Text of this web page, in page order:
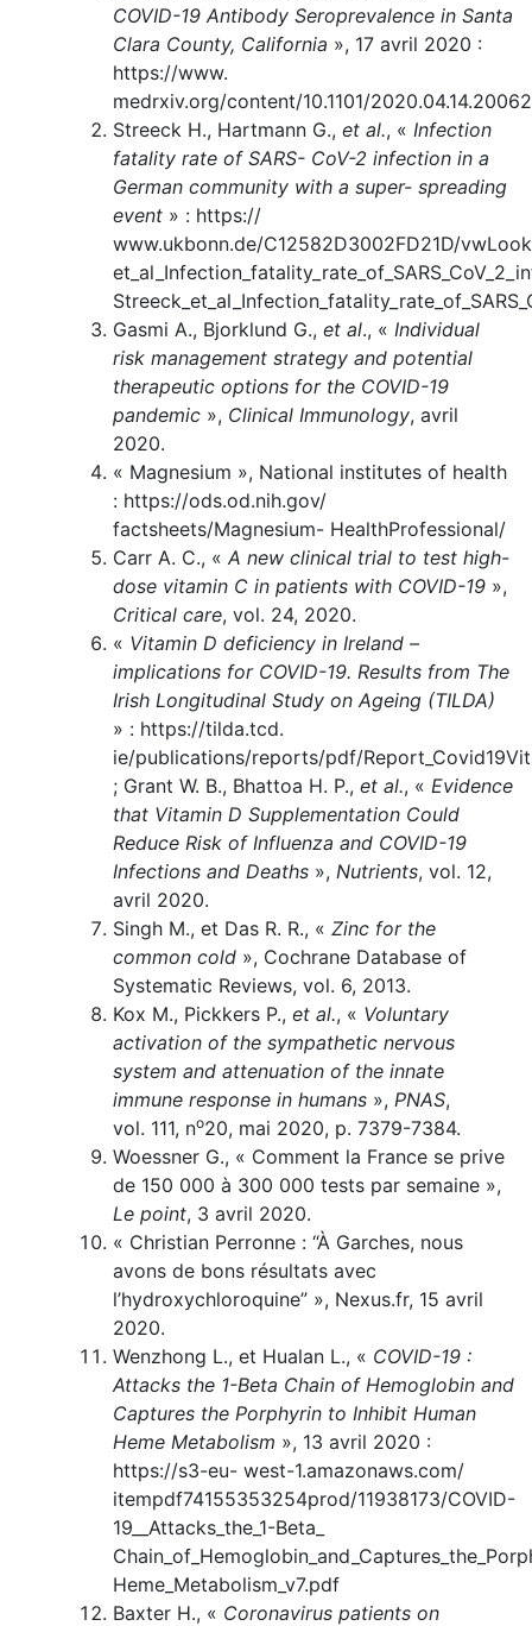
COVID-19 Antibody Sero­prevalence in Santa
Clara County, California », 17 avril 2020 :
https://www.
medrxiv.org/content/10.1101/
Streeck H., Hartmann G., et al., « Infection
fatality rate of SARS- CoV-2 infection in a
German community with a super- spreading
event » : https://
www.ukbonn.de/C12582D3002FD21D/
Gasmi A., Bjorklund G., et al., « Individual
risk management strategy and potential
therapeutic options for the COVID-19
pandemic », Clinical Immunol­ogy, avril
2020.
« Magnesium », National institutes of health
: https://ods.od.nih.gov/
factsheets/Magnesium- HealthProfessional/
Carr A. C., « A new clinical trial to test high-
dose vitamin C in patients with COVID-19 »,
Critical care, vol. 24, 2020.
« Vitamin D deficiency in Ireland –
implications for COVID-19. Results from The
Irish Longitudinal Study on Ageing (TILDA)
» : https://tilda.tcd.
ie/publications/reports/pdf/
; Grant W. B., Bhattoa H. P., et al., « Evidence
that Vitamin D Supplementation Could
Reduce Risk of Influenza and COVID-19
Infections and Deaths », Nutrients, vol. 12,
avril 2020.
Singh M., et Das R. R., « Zinc for the
common cold », Cochrane Database of
Systematic Reviews, vol. 6, 2013.
Kox M., Pickkers P., et al., « Voluntary
activation of the sympathetic nervous
system and attenuation of the innate
immune response in humans », PNAS,
vol. 111, no20, mai 2020, p. 7379-7384.
Woessner G., « Comment la France se prive
de 150 000 à 300 000 tests par semaine »,
Le point, 3 avril 2020.
« Christian Perronne : “À Garches, nous
avons de bons résultats avec
l’hydroxychloroquine” », Nexus.fr, 15 avril
2020.
Wenzhong L., et Hualan L., « COVID-19 :
Attacks the 1-Beta Chain of Hemoglobin and
Captures the Porphyrin to Inhibit Human
Heme Metabolism », 13 avril 2020 :
https://s3-eu- west-1.amazonaws.com/
itempdf74155353254prod/11938173/COVID-
19__Attacks_the_1-Beta_
Heme_Metabolism_v7.pdf
Baxter H., « Coronavirus patients on